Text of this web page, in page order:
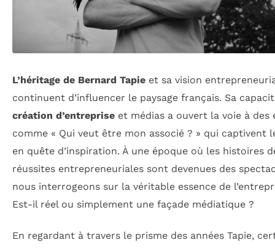
L’héritage de Bernard Tapie et sa vision
continuent d’influencer le paysage français. Sa
création d’entreprise et médias a ouvert la voie à des
comme « Qui veut être mon associé ? » qui captivent
en quête d’inspiration. À une époque où les histoires
réussites entrepreneuriales sont devenues des
nous interrogeons sur la véritable essence de
Est-il réel ou simplement une façade médiatique ?
En regardant à travers le prisme des années Tapie,